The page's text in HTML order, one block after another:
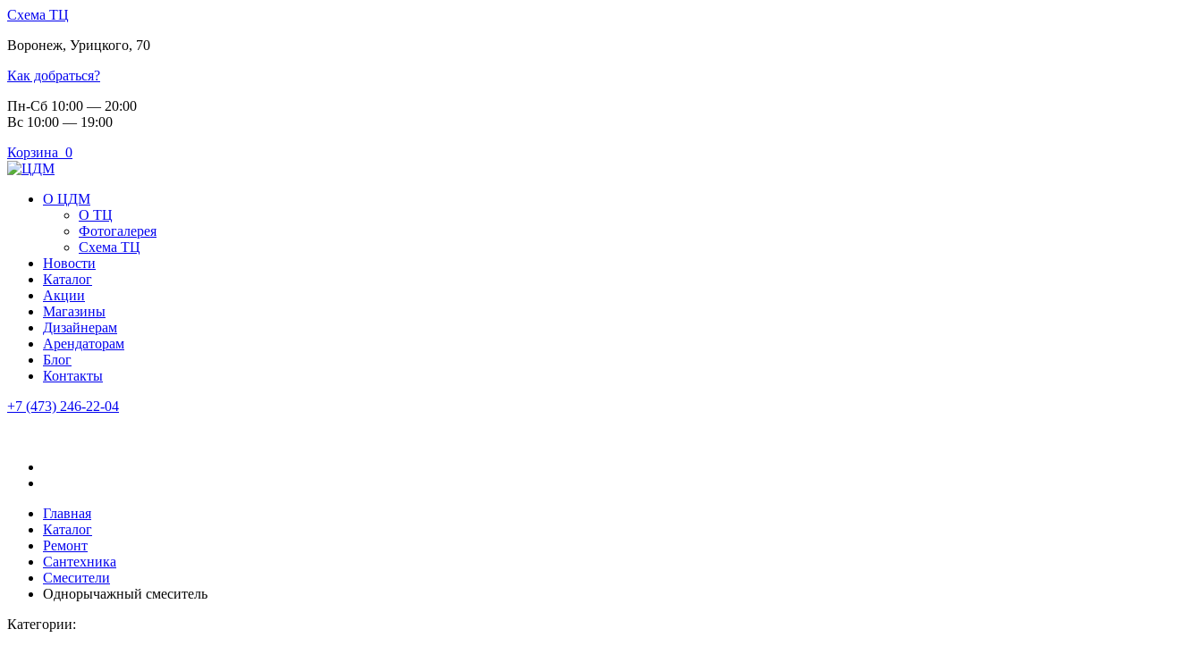
Схема ТЦ
Воронеж, Урицкого, 70
Как добраться?
Пн-Сб 10:00 — 20:00
Вс 10:00 — 19:00
Корзина 0
О ЦДМ
О ТЦ
Фотогалерея
Схема ТЦ
Новости
Каталог
Акции
Магазины
Дизайнерам
Арендаторам
Блог
Контакты
+7 (473) 246-22-04
Главная
Каталог
Ремонт
Сантехника
Смесители
Однорычажный смеситель
Категории: